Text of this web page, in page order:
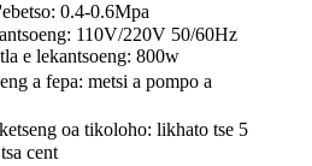
0.4-0.6Mpa
110V/220V 50/60Hz
e lekantsoeng: 800w
a fepa: metsi a pompo a
oa tikoloho: likhato tse 5
cent